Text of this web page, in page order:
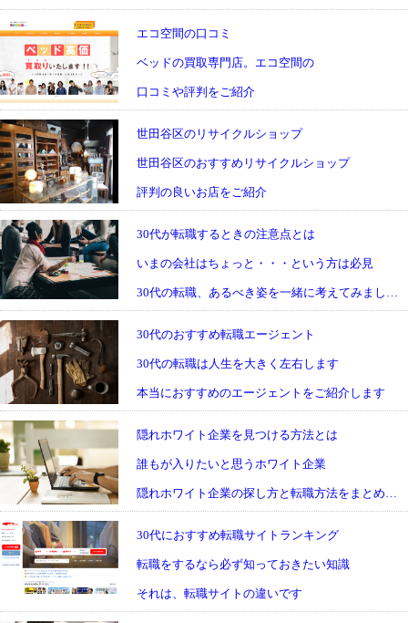
エコ空間の口コミ
ベッドの買取専門店。エコ空間の
口コミや評判をご紹介
世田谷区のリサイクルショップ
世田谷区のおすすめリサイクルショップ
評判の良いお店をご紹介
30代が転職するときの注意点とは
いまの会社はちょっと・・・という方は必見
30代の転職、あるべき姿を一緒に考えてみましょう
30代のおすすめ転職エージェント
30代の転職は人生を大きく左右します
本当におすすめのエージェントをご紹介します
隠れホワイト企業を見つける方法とは
誰もが入りたいと思うホワイト企業
隠れホワイト企業の探し方と転職方法をまとめました
30代におすすめ転職サイトランキング
転職をするなら必ず知っておきたい知識
それは、転職サイトの違いです